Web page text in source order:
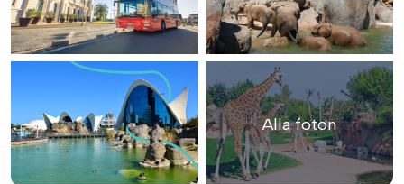
Alla foton